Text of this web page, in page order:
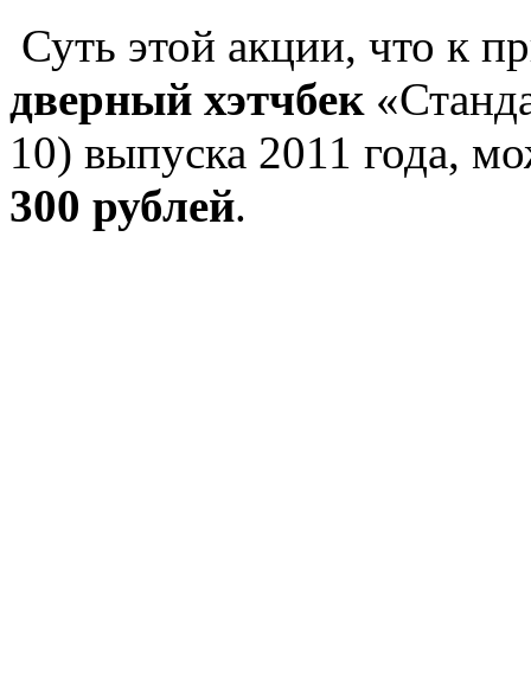
Суть этой акции, что к
дверный хэтчбек
10) выпуска 2011 года,
300 рублей.